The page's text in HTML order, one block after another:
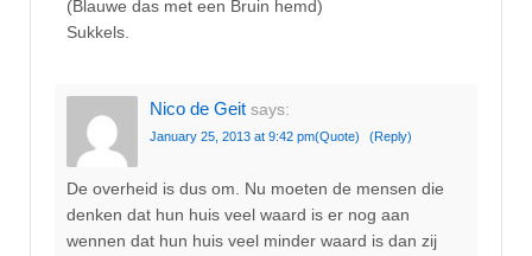
(Blauwe das met een Bruin hemd)
Sukkels.
Nico de Geit says:
January 25, 2013 at 9:42 pm(Quote) (Reply)
De overheid is dus om. Nu moeten de mensen die
denken dat hun huis veel waard is er nog aan
wennen dat hun huis veel minder waard is dan zij